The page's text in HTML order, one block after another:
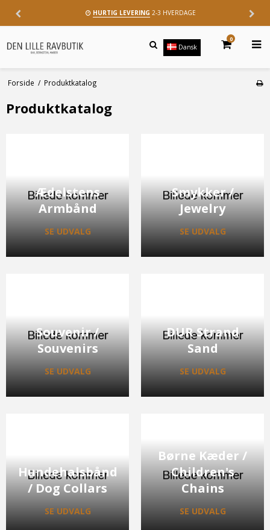
HURTIG LEVERING 2-3 HVERDAGE
Dansk
0
Forside / Produktkatalog
Produktkatalog
Ædelstens
Armbånd
SE UDVALG
Smykker /
Jewelry
SE UDVALG
Souvenir /
Souvenirs
SE UDVALG
DUR Strand
Sand
SE UDVALG
Hundehalsbånd
/ Dog Collars
SE UDVALG
Børne Kæder /
Children's
Chains
SE UDVALG